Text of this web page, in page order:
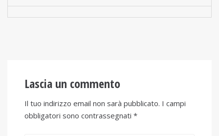
Lascia un commento
Il tuo indirizzo email non sarà pubblicato. I campi
obbligatori sono contrassegnati *